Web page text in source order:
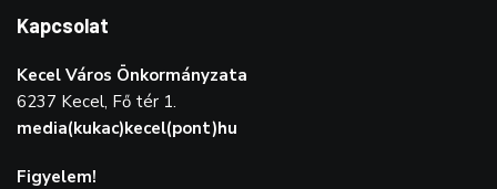
Kapcsolat
Kecel Város Önkormányzata
6237 Kecel, Fő tér 1.
media(kukac)kecel(pont)hu
Figyelem!